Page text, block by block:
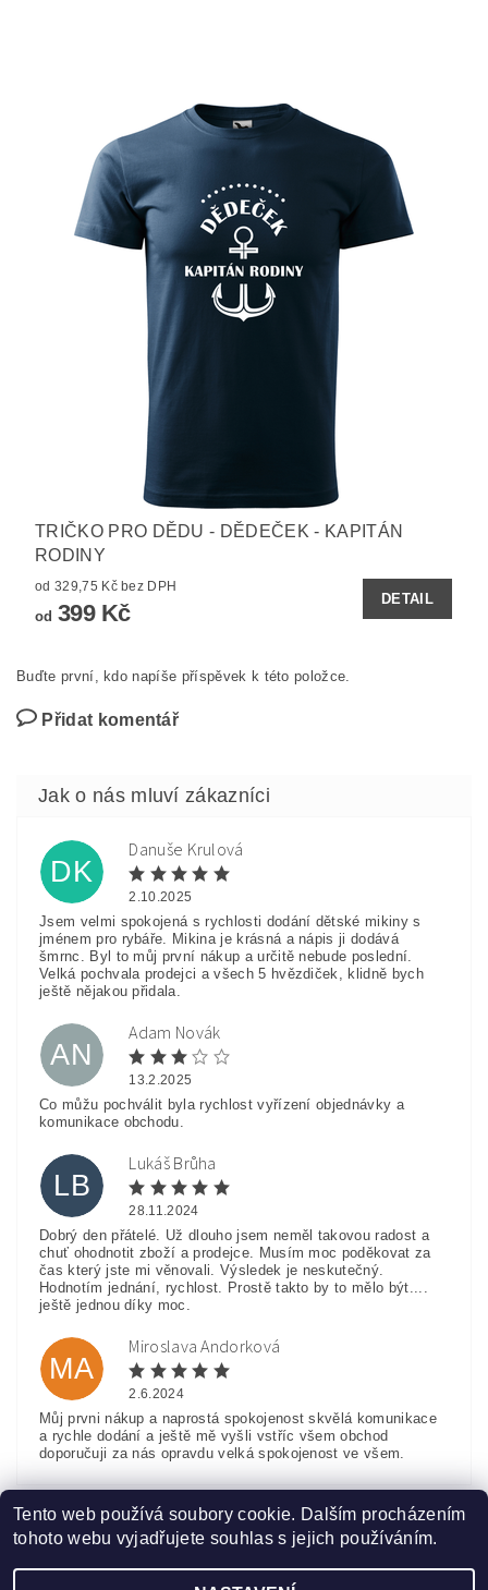
TRIČKO PRO DĚDU - DĚDEČEK - KAPITÁN
RODINY
od 329,75 Kč bez DPH
od 399 Kč
DETAIL
Buďte první, kdo napíše příspěvek k této položce.
Přidat komentář
DK
Danuše Krulová
2.10.2025
Jsem velmi spokojená s rychlosti dodání dětské mikiny s
jménem pro rybáře. Mikina je krásná a nápis ji dodává
šmrnc. Byl to můj první nákup a určitě nebude poslední.
Velká pochvala prodejci a všech 5 hvězdiček, klidně bych
ještě nějakou přidala.
AN
Adam Novák
13.2.2025
Co můžu pochválit byla rychlost vyřízení objednávky a
komunikace obchodu.
LB
Lukáš Brůha
28.11.2024
Dobrý den přátelé. Už dlouho jsem neměl takovou radost a
chuť ohodnotit zboží a prodejce. Musím moc poděkovat za
čas který jste mi věnovali. Výsledek je neskutečný.
Hodnotím jednání, rychlost. Prostě takto by to mělo být....
ještě jednou díky moc.
MA
Miroslava Andorková
2.6.2024
Můj prvni nákup a naprostá spokojenost skvělá komunikace
a rychle dodání a ještě mě vyšli vstříc všem obchod
doporučuji za nás opravdu velká spokojenost ve všem.
Tento web používá soubory cookie. Dalším procházením
tohoto webu vyjadřujete souhlas s jejich používáním.